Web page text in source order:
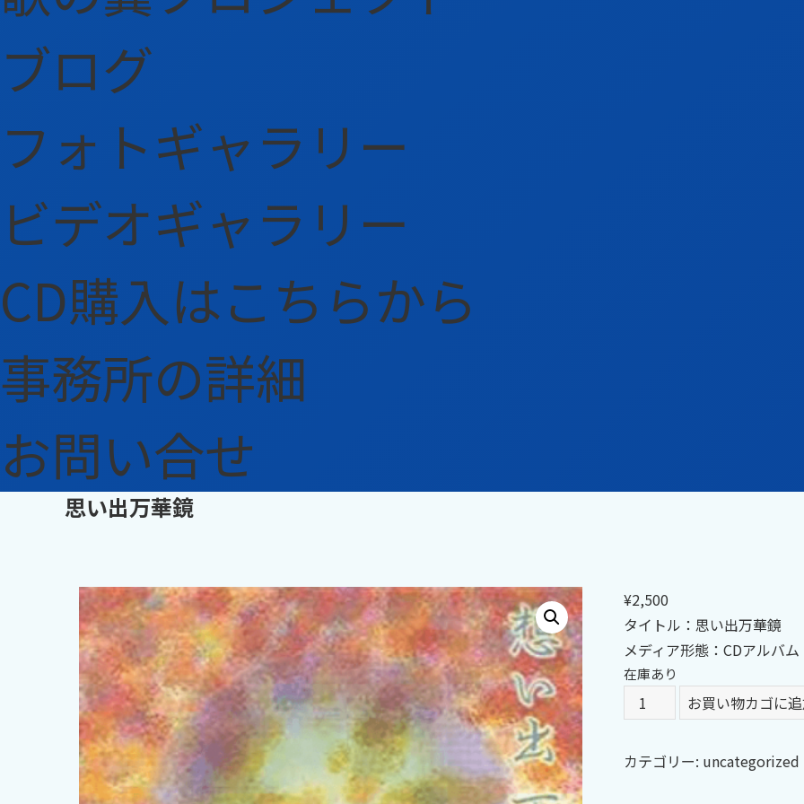
ブログ
フォトギャラリー
ビデオギャラリー
CD購入はこちらから
事務所の詳細
お問い合せ
思い出万華鏡
¥2,500
タイトル：思い出万華鏡
メディア形態：CDアルバム
在庫あり
い
万
お買い物カゴに
カテゴリー: uncategorized